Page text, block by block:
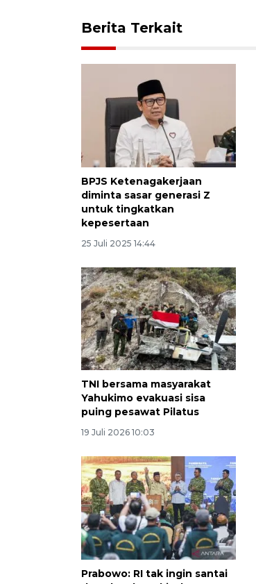
Berita Terkait
BPJS Ketenagakerjaan
diminta sasar generasi Z
untuk tingkatkan
kepesertaan
25 Juli 2025 14:44
TNI bersama masyarakat
Yahukimo evakuasi sisa
puing pesawat Pilatus
19 Juli 2026 10:03
Prabowo: RI tak ingin santai